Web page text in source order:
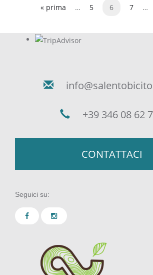
« prima … 5 6 7 …
+39 346 08 62
CONTATTACI
Seguici su: